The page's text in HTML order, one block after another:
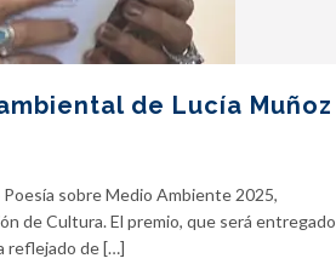
de Lucía Muñoz
sobre Medio Ambiente 2025,
de Cultura. El premio, que será entregado
reflejado de […]